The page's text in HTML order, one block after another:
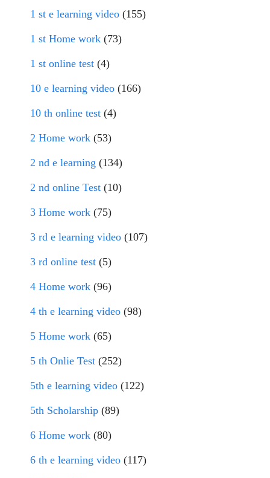
1 st e learning video (155)
1 st Home work (73)
1 st online test (4)
10 e learning video (166)
10 th online test (4)
2 Home work (53)
2 nd e learning (134)
2 nd online Test (10)
3 Home work (75)
3 rd e learning video (107)
3 rd online test (5)
4 Home work (96)
4 th e learning video (98)
5 Home work (65)
5 th Onlie Test (252)
5th e learning video (122)
5th Scholarship (89)
6 Home work (80)
6 th e learning video (117)